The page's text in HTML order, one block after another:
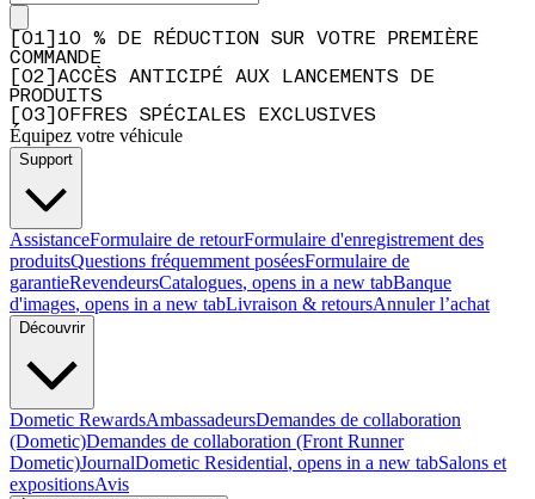
Q&A
01
10 % DE RÉDUCTION SUR VOTRE PREMIÈRE
COMMANDE
02
ACCÈS ANTICIPÉ AUX LANCEMENTS DE
PRODUITS
03 OFFRES SPÉCIALES EXCLUSIVES
Équipez votre véhicule
Support
AssistanceFormulaire de retourFormulaire d'enregistrement des
produitsQuestions fréquemment poséesFormulaire de
garantieRevendeursCatalogues, opens in a new tabBanque
d'images, opens in a new tabLivraison & retoursAnnuler l’achat
Découvrir
Dometic RewardsAmbassadeursDemandes de collaboration
(Dometic)Demandes de collaboration (Front Runner
Dometic)JournalDometic Residential, opens in a new tabSalons et
expositionsAvis